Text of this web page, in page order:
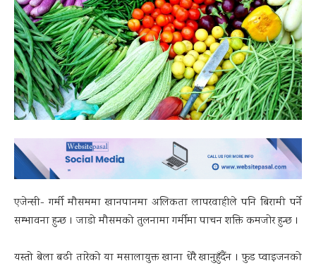
एजेन्सी- गर्मी मौसममा खानपानमा अलिकता लापरवाहीले पनि बिरामी पर्ने
सम्भावना हुन्छ । जाडो मौसमको तुलनामा गर्मीमा पाचन शक्ति कमजोर हुन्छ ।
यस्तो बेला बढी तारेको या मसालायुक्त खाना धेरै खानुहुँदैंन । फुड प्वाइजनको